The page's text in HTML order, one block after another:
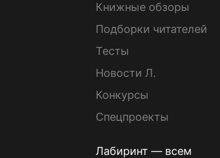
Книжные обзоры
Подборки читателей
Тесты
Новости Л.
Конкурсы
Спецпроекты
Лабиринт — всем